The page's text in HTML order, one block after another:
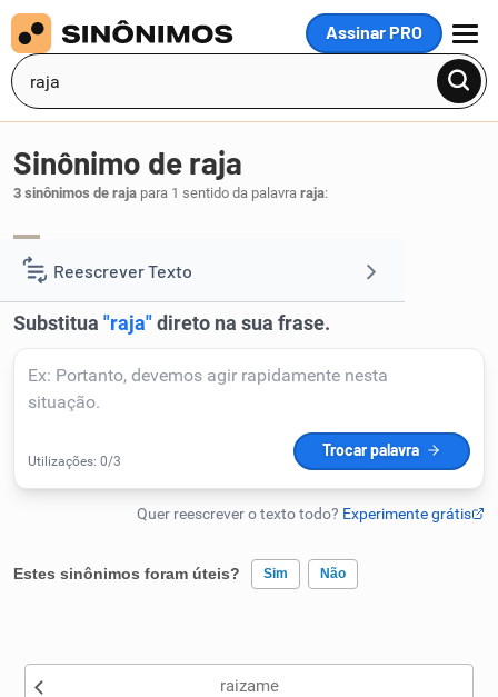
Assinar PRO
MENU
Reescrever Texto
Resumir Texto
Corrigir Texto
Detector de IA
Humanizador de IA
Sinônimo de raja
3 sinônimos de raja para 1 sentido da palavra raja:
Estes sinônimos foram úteis? Sim Não
Nenhum dos sinônimos apresentados me ajudou
raizame